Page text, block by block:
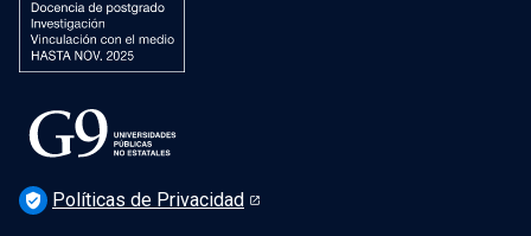
verified_user Políticas de Privacidad